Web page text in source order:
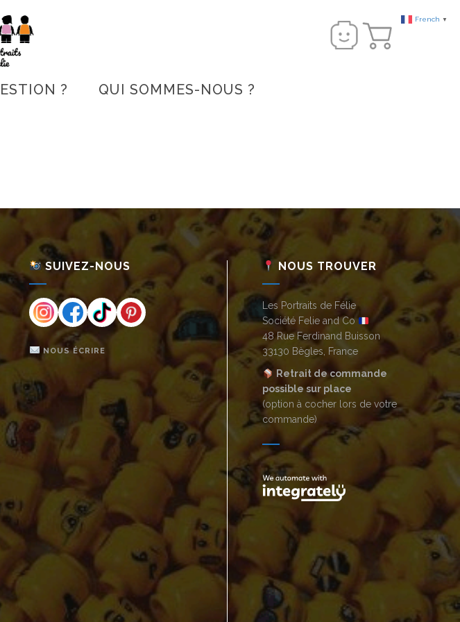
?
QUI SOMMES-NOUS ?
SUIVEZ-NOUS
NOUS ÉCRIRE
NOUS TROUVER
Les Portraits de Félie
Société Felie and Co
48 Rue Ferdinand Buisson
33130 Bègles, France
Retrait de commande
possible sur place
(option à cocher lors de votre
commande)
French ▼